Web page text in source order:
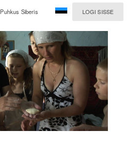
LOGI SISSE
Puhkus Siberis